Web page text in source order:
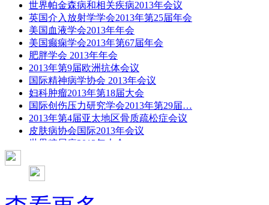
世界帕金森病和相关疾病2013年会议
英国介入放射学学会2013年第25届年会
美国血液学会2013年年会
美国癫痫学会2013年第67届年会
肥胖学会 2013年年会
2013年第9届欧洲抗体会议
国际精神病学协会 2013年会议
妇科肿瘤2013年第18届大会
国际创伤压力研究学会2013年第29届…
2013年第4届亚太地区骨质疏松症会议
皮肤病协会国际2013年会议
世界糖尿病2013年大会
彭晓霞---诊断试验的Meta分析
武姗姗---累积Meta分析和TSA分析
孙凤---Network Meta分析